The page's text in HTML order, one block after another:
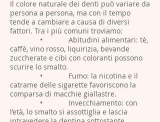
Il colore naturale dei denti può variare da
persona a persona, ma con il tempo
tende a cambiare a causa di diversi
fattori. Tra i più comuni troviamo:
• Abitudini alimentari: tè,
caffè, vino rosso, liquirizia, bevande
zuccherate e cibi con coloranti possono
scurire lo smalto.
• Fumo: la nicotina e il
catrame delle sigarette favoriscono la
comparsa di macchie giallastre.
• Invecchiamento: con
l’età, lo smalto si assottiglia e lascia